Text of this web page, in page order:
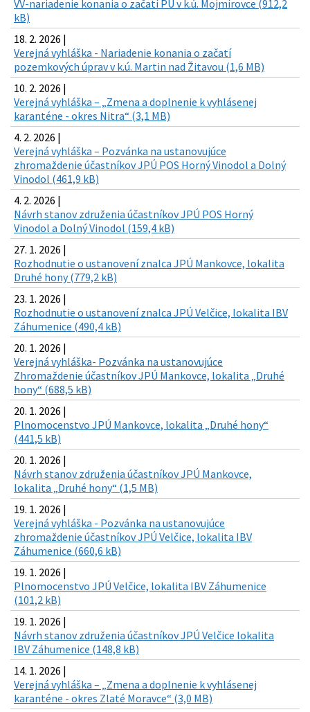
VV-nariadenie konania o začatí PÚ v k.ú. Mojmírovce (912,2
kB)
18. 2. 2026 |
Verejná vyhláška - Nariadenie konania o začatí
pozemkových úprav v k.ú. Martin nad Žitavou (1,6 MB)
10. 2. 2026 |
Verejná vyhláška – „Zmena a doplnenie k vyhlásenej
karanténe - okres Nitra“ (3,1 MB)
4. 2. 2026 |
Verejná vyhláška – Pozvánka na ustanovujúce
zhromaždenie účastníkov JPÚ POS Horný Vinodol a Dolný
Vinodol (461,9 kB)
4. 2. 2026 |
Návrh stanov združenia účastníkov JPÚ POS Horný
Vinodol a Dolný Vinodol (159,4 kB)
27. 1. 2026 |
Rozhodnutie o ustanovení znalca JPÚ Mankovce, lokalita
Druhé hony (779,2 kB)
23. 1. 2026 |
Rozhodnutie o ustanovení znalca JPÚ Velčice, lokalita IBV
Záhumenice (490,4 kB)
20. 1. 2026 |
Verejná vyhláška- Pozvánka na ustanovujúce
Zhromaždenie účastníkov JPÚ Mankovce, lokalita „Druhé
hony“ (688,5 kB)
20. 1. 2026 |
Plnomocenstvo JPÚ Mankovce, lokalita „Druhé hony“
(441,5 kB)
20. 1. 2026 |
Návrh stanov združenia účastníkov JPÚ Mankovce,
lokalita „Druhé hony“ (1,5 MB)
19. 1. 2026 |
Verejná vyhláška - Pozvánka na ustanovujúce
zhromaždenie účastníkov JPÚ Velčice, lokalita IBV
Záhumenice (660,6 kB)
19. 1. 2026 |
Plnomocenstvo JPÚ Velčice, lokalita IBV Záhumenice
(101,2 kB)
19. 1. 2026 |
Návrh stanov združenia účastníkov JPÚ Velčice lokalita
IBV Záhumenice (148,8 kB)
14. 1. 2026 |
Verejná vyhláška – „Zmena a doplnenie k vyhlásenej
karanténe - okres Zlaté Moravce“ (3,0 MB)